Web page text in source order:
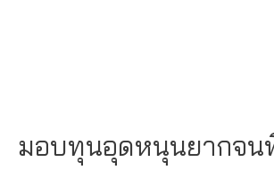
มอบทุนอุดหนุนยากจน